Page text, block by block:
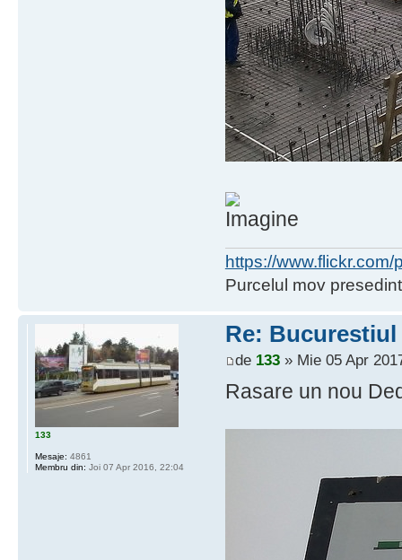
https://
Purcelul mov
Re:
de 133» Mie 05 Apr
Rasare un nou
133
Mesaje: 4861
Membru din: Joi 07 Apr 2016, 22:04